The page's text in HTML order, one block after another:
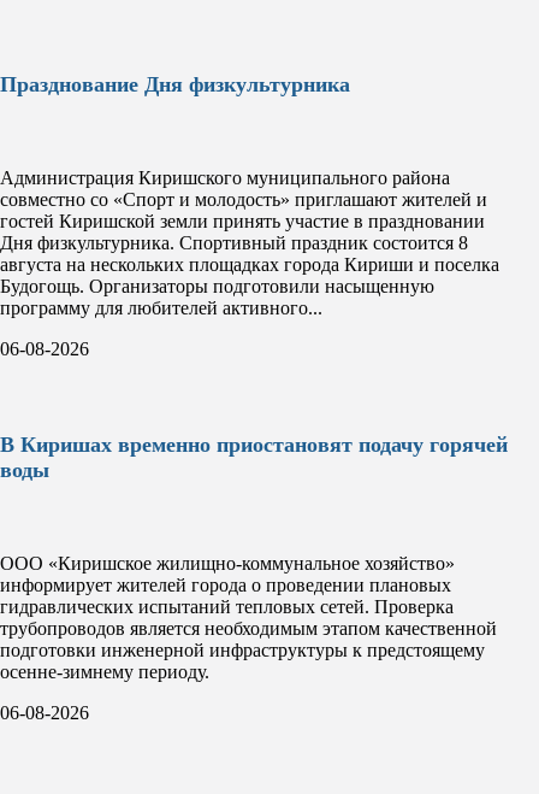
Празднование Дня физкультурника
Администрация Киришского муниципального района
совместно со «Спорт и молодость» приглашают жителей и
гостей Киришской земли принять участие в праздновании
Дня физкультурника. Спортивный праздник состоится 8
августа на нескольких площадках города Кириши и поселка
Будогощь. Организаторы подготовили насыщенную
программу для любителей активного...
06-08-2026
В Киришах временно приостановят подачу горячей
воды
ООО «Киришское жилищно-коммунальное хозяйство»
информирует жителей города о проведении плановых
гидравлических испытаний тепловых сетей. Проверка
трубопроводов является необходимым этапом качественной
подготовки инженерной инфраструктуры к предстоящему
осенне-зимнему периоду.
06-08-2026